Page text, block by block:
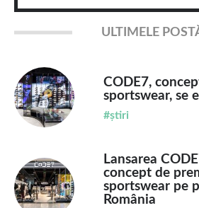
ULTIMELE
CODE7,
sportswear, se
#știri
Lansarea
concept de
sportswear pe
România